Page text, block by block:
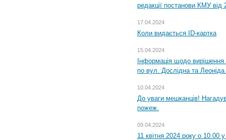
редакції постанови КМУ
17.04.2024
Коли видається ID-картка
15.04.2024
Інформація щодо
по вул. Дослідна та Леоніда
10.04.2024
До уваги мешканців!
пожеж.
09.04.2024
11 квітня 2024 року о 10.00